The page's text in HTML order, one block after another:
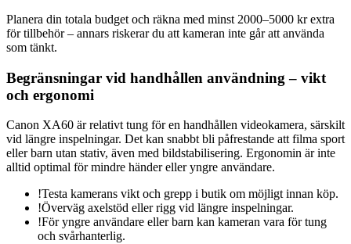
Planera din totala budget och räkna med minst 2000–5000 kr extra
för tillbehör – annars riskerar du att kameran inte går att använda
som tänkt.
Begränsningar vid handhållen användning – vikt
och ergonomi
Canon XA60 är relativt tung för en handhållen videokamera, särskilt
vid längre inspelningar. Det kan snabbt bli påfrestande att filma sport
eller barn utan stativ, även med bildstabilisering. Ergonomin är inte
alltid optimal för mindre händer eller yngre användare.
!Testa kamerans vikt och grepp i butik om möjligt innan köp.
!Överväg axelstöd eller rigg vid längre inspelningar.
!För yngre användare eller barn kan kameran vara för tung
och svårhanterlig.